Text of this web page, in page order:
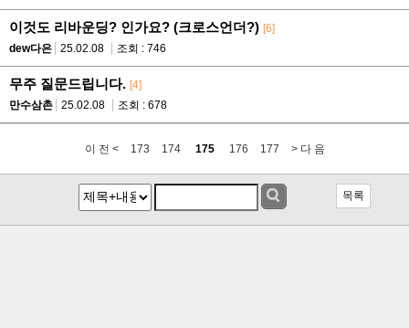
이것도 리바운딩? 인가요? (크로스언더?) [6]
dew다은
25.02.08 조회 : 746
무주 질문드립니다. [4]
만수삼촌
25.02.08 조회 : 678
이 전 < 173 174 175 176 177 > 다 음
목록